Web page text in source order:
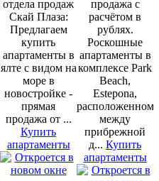
отдела продаж
Скай Плаза:
Предлагаем
купить
апартаменты в
ялте с видом на
море в
новостройке -
прямая
продажа от ...
Купить
апартаменты
продажа с
расчётом в
рублях.
Роскошные
апартаменты в
комплексе Park
Beach,
Estepona,
расположенном
между
прибрежной
д... Купить
апартаменты